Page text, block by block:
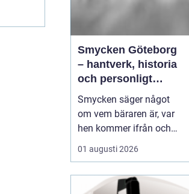
Smycken Göteborg
– hantverk, historia
och personligt
uttryck
Smycken säger något
om vem bäraren är, var
hen kommer ifrån och
vad som är viktigt i livet.
I en stad som Göteborg,
hamnstadens råa
01 augusti 2026